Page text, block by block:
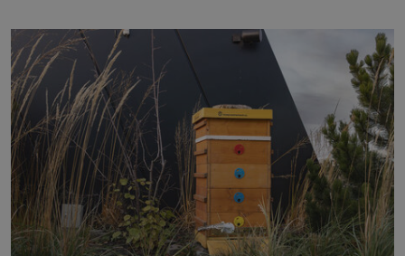
máme vnoučata, mi dcera čím dál častěji volá o
pomoc, co se hlídání týče. Dalo by se